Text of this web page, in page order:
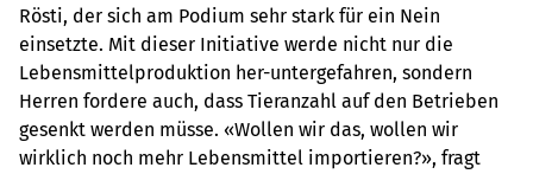
Rösti, der sich am Podium sehr stark für ein Nein
einsetzte. Mit dieser Initiative werde nicht nur die
Lebensmittelproduktion her-untergefahren, sondern
Herren fordere auch, dass Tieranzahl auf den Betrieben
gesenkt werden müsse. «Wollen wir das, wollen wir
wirklich noch mehr Lebensmittel importieren?», fragt